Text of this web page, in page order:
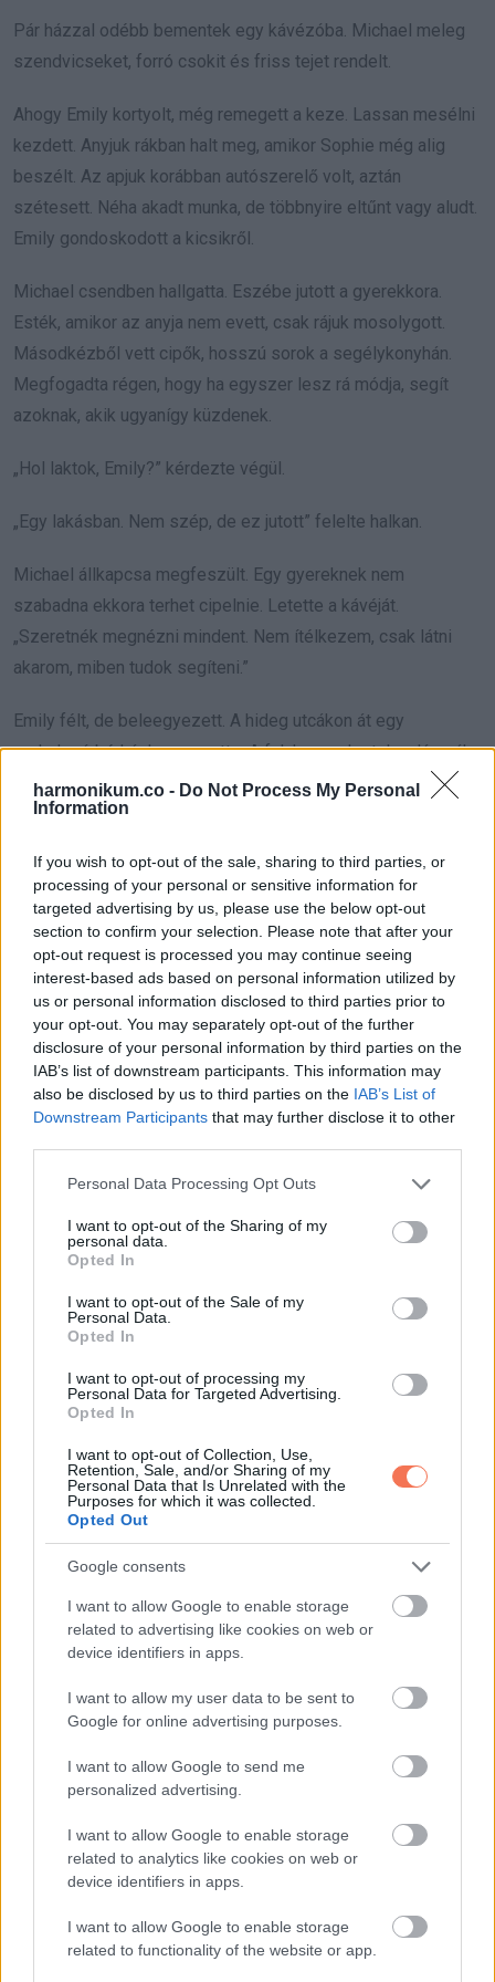
harmonikum.co - Do Not Process My Personal
Information
If you wish to opt-out of the sale, sharing to third parties, or
processing of your personal or sensitive information for
targeted advertising by us, please use the below opt-out
section to confirm your selection. Please note that after your
opt-out request is processed you may continue seeing
interest-based ads based on personal information utilized by
us or personal information disclosed to third parties prior to
your opt-out. You may separately opt-out of the further
disclosure of your personal information by third parties on the
IAB’s list of downstream participants. This information may
also be disclosed by us to third parties on the IAB’s List of
Downstream Participants that may further disclose it to other
Please note that this website/app uses one or more Google
not limited to your visit or usage behaviour. You may click to
grant or deny consent to Google and its third-party tags to
use your data for below specified purposes in below Google
consent section.
Personal Data Processing Opt Outs
I want to opt-out of the Sharing of my
personal data.
Opted In
I want to opt-out of the Sale of my
Personal Data.
Opted In
I want to opt-out of processing my
Personal Data for Targeted Advertising.
Opted In
I want to opt-out of Collection, Use,
Retention, Sale, and/or Sharing of my
Personal Data that Is Unrelated with the
Purposes for which it was collected.
Opted Out
Google consents
I want to allow Google to enable storage
related to advertising like cookies on web or
device identifiers in apps.
I want to allow my user data to be sent to
Google for online advertising purposes.
I want to allow Google to send me
personalized advertising.
I want to allow Google to enable storage
related to analytics like cookies on web or
device identifiers in apps.
I want to allow Google to enable storage
related to functionality of the website or app.
Pár házzal odébb bementek egy kávézóba. Michael meleg
szendvicseket, forró csokit és friss tejet rendelt.
Ahogy Emily kortyolt, még remegett a keze. Lassan mesélni
kezdett. Anyjuk rákban halt meg, amikor Sophie még alig
beszélt. Az apjuk korábban autószerelő volt, aztán
szétesett. Néha akadt munka, de többnyire eltűnt vagy aludt.
Emily gondoskodott a kicsikről.
Michael csendben hallgatta. Eszébe jutott a gyerekkora.
Esték, amikor az anyja nem evett, csak rájuk mosolygott.
Másodkézből vett cipők, hosszú sorok a segélykonyhán.
Megfogadta régen, hogy ha egyszer lesz rá módja, segít
azoknak, akik ugyanígy küzdenek.
„Hol laktok, Emily?” kérdezte végül.
„Egy lakásban. Nem szép, de ez jutott” felelte halkan.
Michael állkapcsa megfeszült. Egy gyereknek nem
szabadna ekkora terhet cipelnie. Letette a kávéját.
„Szeretnék megnézni mindent. Nem ítélkezem, csak látni
akarom, miben tudok segíteni.”
Emily félt, de beleegyezett. A hideg utcákon át egy
omladozó bérházhoz vezette. A falak repedeztek, a lámpák
pislákoltak. Bent Liam és Sophie a földön ült, kopott
takarókba burkolózva. Amikor meglátták a kaját, felragyogott
„Ki ez a bácsi?” kérdezte Liam gyanakodva.
„Segít nekünk” mondta Emily.
Michael leguggolt eléjük, és letette a csomagot a tejjel.
„Michael vagyok. Nem kérek tőletek semmit. Csak azt
szeretném, hogy ne fázzatok és ne legyetek éhesek.”
A gyerekek falatozni kezdtek. Michael nézte őket, aztán
halkan megszólalt. „Emily, Liam, Sophie, nem így kellene
éljetek. Tudok segíteni, de kérlek, bízzatok bennem.”
A következő napok felgyorsultak. Michael felvette a
kapcsolatot a gyámüggyel, nem azért, hogy elvigyék a
gyerekeket, hanem hogy támogatást kapjanak. Megbízott
egy gondozót, aki főzött és vigyázott rájuk. Beszélt az
Michael annyit mondott, „Nem kell egyedül cipelned.” Erre az
apa megtört, és igent mondott.
Michael nem csak pénzt adott. Beíratta a gyerekeket jobb
iskolába, terápiát szervezett az apának, és létrehozott egy
kis alapot élelemre és ruhára. Rendszeresen eljárt hozzájuk.
Emily számára már nem idegen volt, hanem valaki, aki
észrevette benne az erőt és a felelősséget.
Hetekkel később, egy kora esti sétán a felújított lakás előtt,
„Miért segítettél? Nem is ismertél minket.”
Michael halványan elmosolyodott. „Gyerekkoromban valaki
segített nekem. Megváltoztatta az életem. Most rajtam a
Emily szeme megtelt könnyel. „Ha nagy leszek, én is
Michael finoman a vállára tette a kezét. „Ez a legszebb